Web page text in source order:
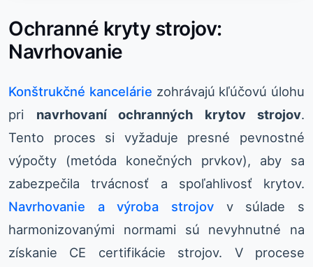
Ochranné kryty strojov:
Navrhovanie
Konštrukčné kancelárie zohrávajú kľúčovú úlohu
pri navrhovaní ochranných krytov strojov.
Tento proces si vyžaduje presné pevnostné
výpočty (metóda konečných prvkov), aby sa
zabezpečila trvácnosť a spoľahlivosť krytov.
Navrhovanie a výroba strojov v súlade s
harmonizovanými normami sú nevyhnutné na
získanie CE certifikácie strojov. V procese